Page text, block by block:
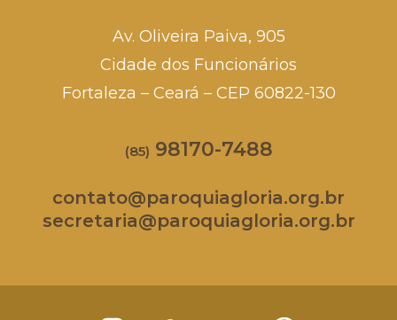
Av. Oliveira Paiva, 905
Cidade dos Funcionários
Fortaleza – Ceará – CEP 60822-130
(85) 98170-7488
contato@paroquiagloria.org.br
secretaria@paroquiagloria.org.br